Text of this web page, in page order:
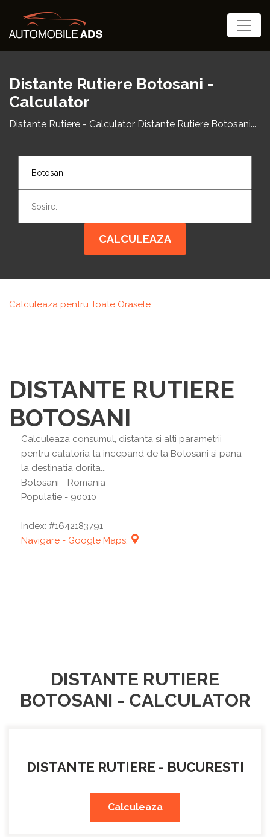
Distante Rutiere Botosani -
Calculator
Distante Rutiere - Calculator Distante Rutiere Botosani...
CALCULEAZA
Calculeaza pentru Toate Orasele
DISTANTE RUTIERE
BOTOSANI
Calculeaza consumul, distanta si alti parametrii
pentru calatoria ta incepand de la Botosani si pana
la destinatia dorita...
Botosani - Romania
Populatie - 90010
Index: #1642183791
Navigare - Google Maps:
DISTANTE RUTIERE
BOTOSANI - CALCULATOR
DISTANTE RUTIERE - BUCURESTI
Calculeaza